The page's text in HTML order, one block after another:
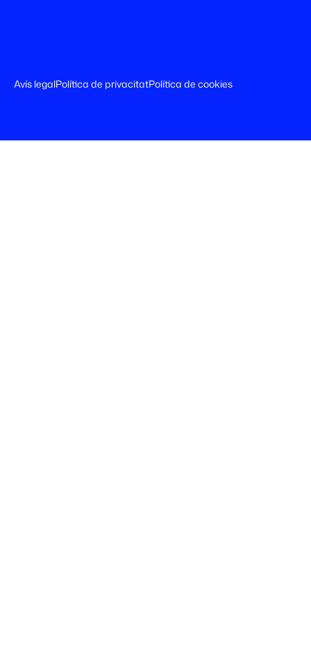
Avís legalPolítica de privacitatPolítica de cookies